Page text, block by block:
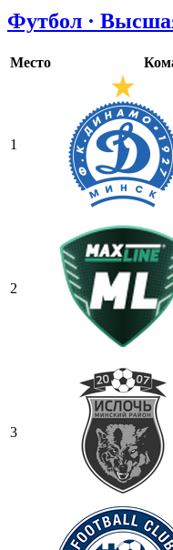
Футбол ·
Место
1
2
3